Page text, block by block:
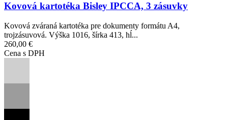
Kovová kartotéka Bisley IPCCA, 3 zásuvky
Kovová zváraná kartotéka pre dokumenty formátu A4,
trojzásuvová. Výška 1016, šírka 413, hĺ...
260,00 €
Cena s DPH